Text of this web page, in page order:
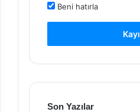
Beni hatırla
Son Yazılar